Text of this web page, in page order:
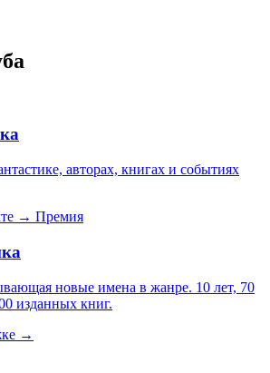
авторах, книгах и событиях
→ Премия
новые имена в жанре. 10 лет, 70
изданных книг.
→